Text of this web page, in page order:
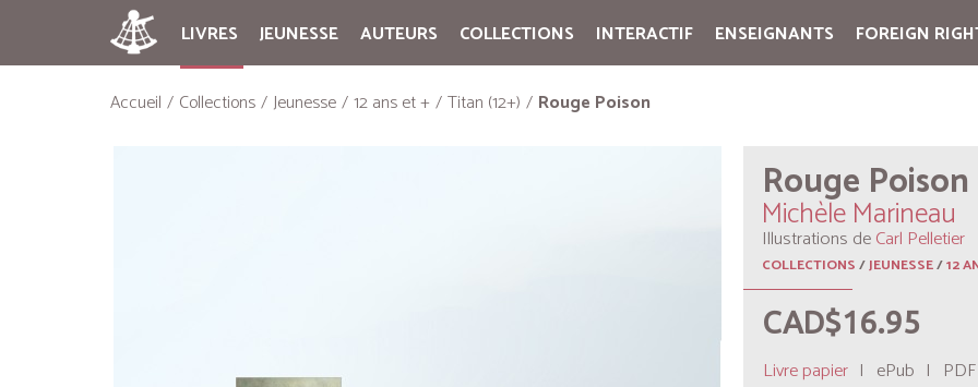
LIVRES JEUNESSE AUTEURS COLLECTIONS INTERACTIF ENSEIGNANTS FOREIGN
Accueil Collections Jeunesse 12 ans et + Titan (12+) Rouge Poison
Rouge Poison
Michèle Marineau
Illustrations deCarl Pelletier
COLLECTIONS/JEUNESSE/12
CAD$16.95
Livre papier | ePub | PDF